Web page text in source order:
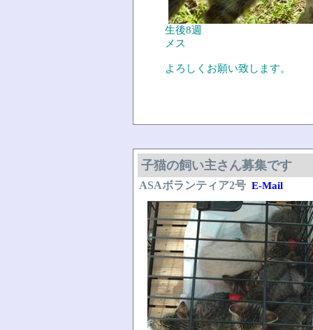
生後8週
メス
よろしくお願い致します。
子猫の飼い主さん募集です
ASAボランティア2号 E-Mail